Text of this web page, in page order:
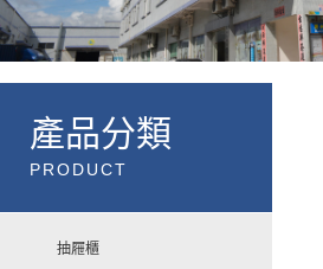
產品分類
PRODUCT
抽屜櫃